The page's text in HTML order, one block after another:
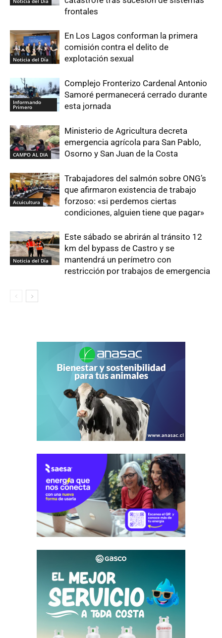
frontales
Noticia del Día
En Los Lagos conforman la primera
comisión contra el delito de
explotación sexual
Informando
Primero
Complejo Fronterizo Cardenal Antonio
Samoré permanecerá cerrado durante
esta jornada
CAMPO AL DIA
Ministerio de Agricultura decreta
emergencia agrícola para San Pablo,
Osorno y San Juan de la Costa
Acuicultura
Trabajadores del salmón sobre ONG’s
que afirmaron existencia de trabajo
forzoso: «si perdemos ciertas
condiciones, alguien tiene que pagar»
Noticia del Día
Este sábado se abrirán al tránsito 12
km del bypass de Castro y se
mantendrá un perímetro con
restricción por trabajos de emergencia